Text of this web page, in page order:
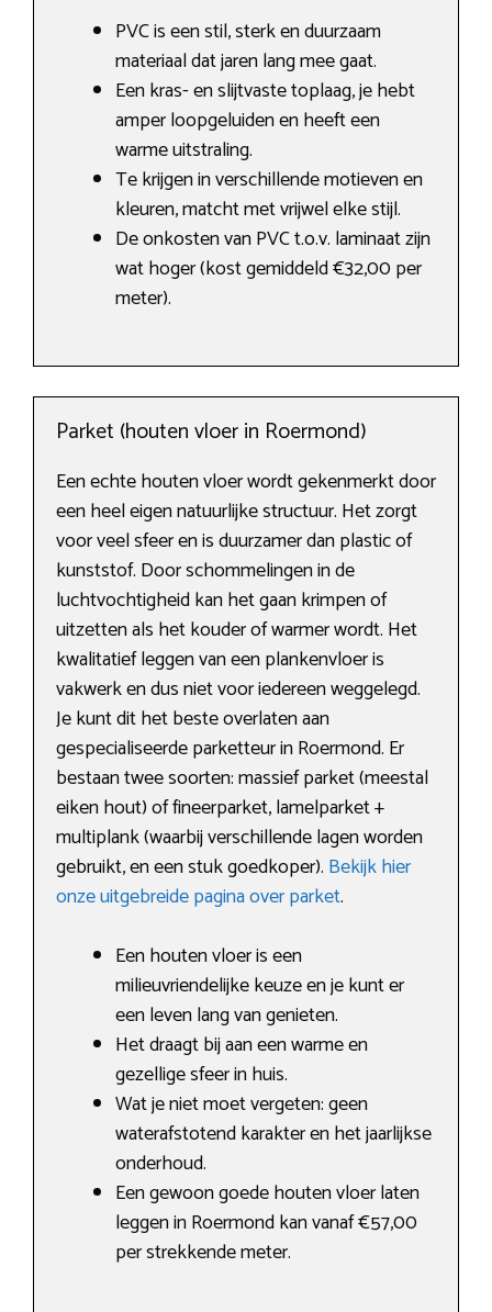
PVC is een stil, sterk en duurzaam
materiaal dat jaren lang mee gaat.
Een kras- en slijtvaste toplaag, je hebt
amper loopgeluiden en heeft een
warme uitstraling.
Te krijgen in verschillende motieven en
kleuren, matcht met vrijwel elke stijl.
De onkosten van PVC t.o.v. laminaat zijn
wat hoger (kost gemiddeld €32,00 per
meter).
Parket (houten vloer in Roermond)
Een echte houten vloer wordt gekenmerkt door
een heel eigen natuurlijke structuur. Het zorgt
voor veel sfeer en is duurzamer dan plastic of
kunststof. Door schommelingen in de
luchtvochtigheid kan het gaan krimpen of
uitzetten als het kouder of warmer wordt. Het
kwalitatief leggen van een plankenvloer is
vakwerk en dus niet voor iedereen weggelegd.
Je kunt dit het beste overlaten aan
gespecialiseerde parketteur in Roermond. Er
bestaan twee soorten: massief parket (meestal
eiken hout) of fineerparket, lamelparket +
multiplank (waarbij verschillende lagen worden
gebruikt, en een stuk goedkoper). Bekijk hier
onze uitgebreide pagina over parket.
Een houten vloer is een
milieuvriendelijke keuze en je kunt er
een leven lang van genieten.
Het draagt bij aan een warme en
gezellige sfeer in huis.
Wat je niet moet vergeten: geen
waterafstotend karakter en het jaarlijkse
onderhoud.
Een gewoon goede houten vloer laten
leggen in Roermond kan vanaf €57,00
per strekkende meter.